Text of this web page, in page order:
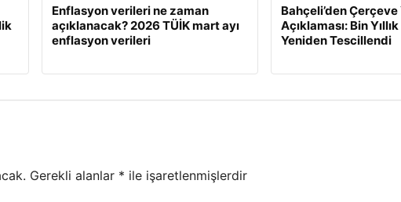
Enflasyon verileri ne zaman
açıklanacak? 2026 TÜİK mart ayı
enflasyon verileri
Bahçeli’den Çerçeve
Açıklaması: Bin
Yeniden Tescillendi
Gerekli alanlar * ile işaretlenmişlerdir